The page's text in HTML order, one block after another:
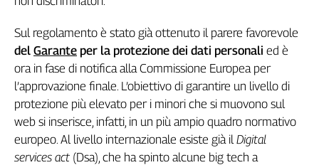
Cerca
Contatti
La
redazione
Sul regolamento è stato già ottenuto il parere favorevole
del Garante per la protezione dei dati personali ed è
ora in fase di notifica alla Commissione Europea per
l’approvazione finale. L’obiettivo di garantire un livello di
protezione più elevato per i minori che si muovono sul
web si inserisce, infatti, in un più ampio quadro normativo
europeo. Al livello internazionale esiste già il Digital
services act (Dsa), che ha spinto alcune big tech a